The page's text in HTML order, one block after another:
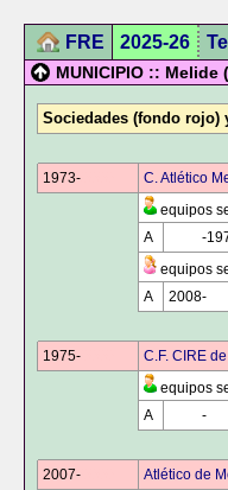
FRE 2025-26
MUNICIPIO :: Melide (
Sociedades (fondo rojo)
1973-
C. Atlético
equipos
A
-
equipos
A
2008-
1975-
C.F. CIRE
equipos
A
-
2007-
Atlético de